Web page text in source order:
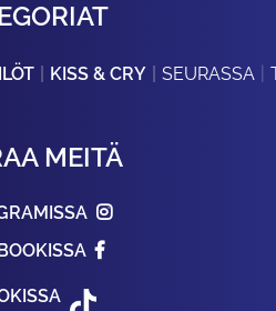
KISS & CRY SEURASSA
MEITÄ